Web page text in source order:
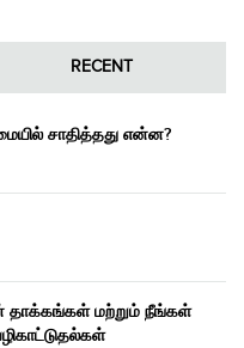
RECENT
சாதித்தது என்ன?
மற்றும் நீங்கள்